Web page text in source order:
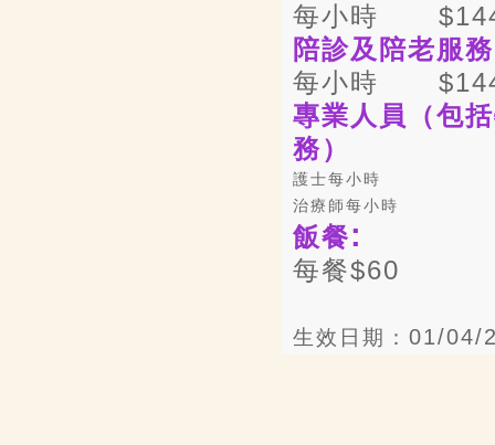
每小時
陪診及陪老服
每小時
專業人員（包
務）
護士每小時
治療師每小時
飯餐:
每餐$60
生效日期： 01/04/